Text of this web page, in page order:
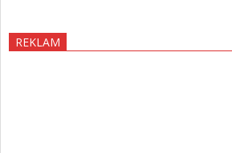
REKLAM